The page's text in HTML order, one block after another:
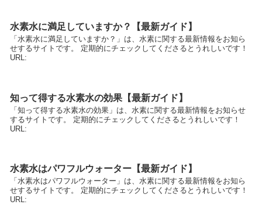
水素水に満足していますか？【最新ガイド】
「水素水に満足していますか？」は、水素に関する最新情報をお知ら
せするサイトです。 定期的にチェックしてくださるとうれしいです！
URL:
知って得する水素水の効果【最新ガイド】
「知って得する水素水の効果」は、水素に関する最新情報をお知らせ
するサイトです。 定期的にチェックしてくださるとうれしいです！
URL:
水素水はパワフルウォーター【最新ガイド】
「水素水はパワフルウォーター」は、水素に関する最新情報をお知ら
せするサイトです。 定期的にチェックしてくださるとうれしいです！
URL: